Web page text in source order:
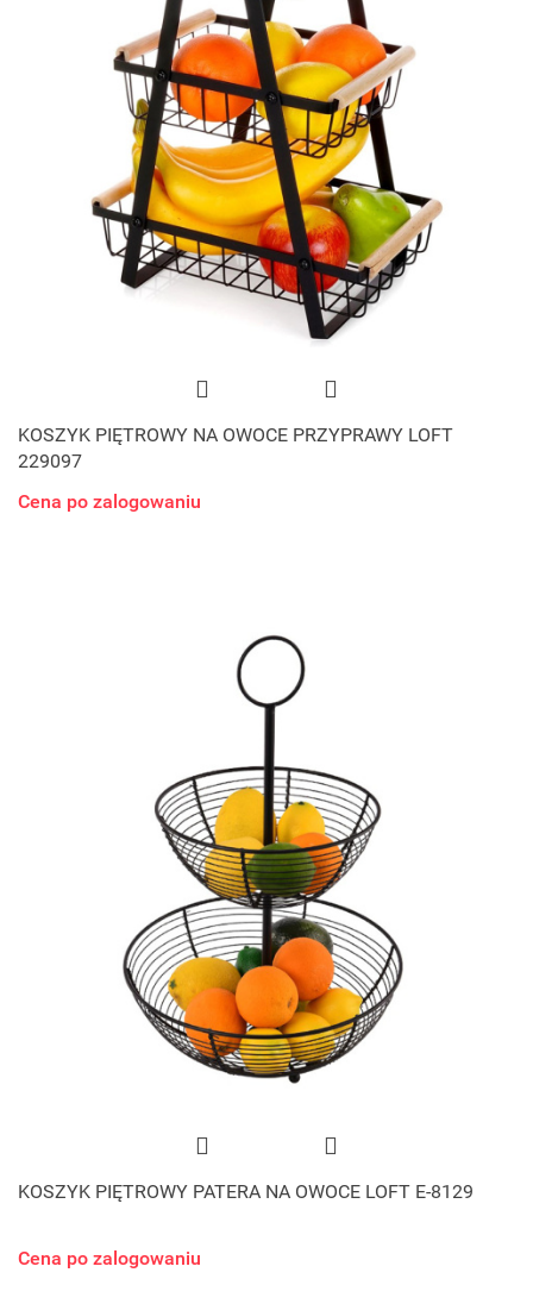
KOSZYK PIĘTROWY NA OWOCE PRZYPRAWY LOFT
229097
Cena po zalogowaniu
KOSZYK PIĘTROWY PATERA NA OWOCE LOFT E-8129
Cena po zalogowaniu